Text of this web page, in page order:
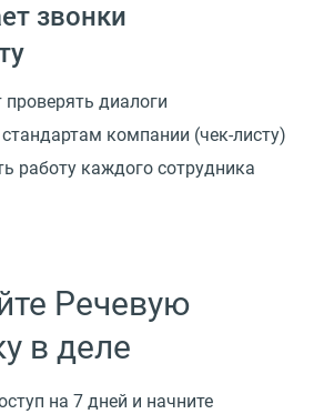
звонки
проверять диалоги
стандартам компании (чек-листу)
работу каждого сотрудника
Речевую
в деле
на 7 дней и начните